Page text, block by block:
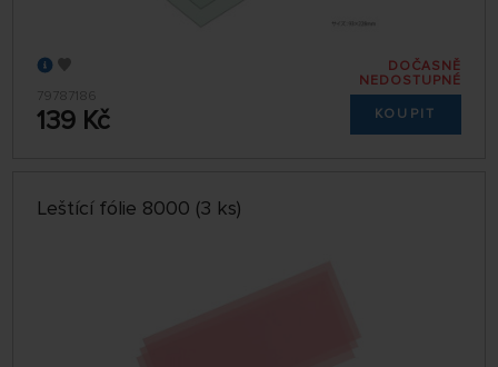
79787186
139 Kč
DOČASNĚ
NEDOSTUPNÉ
KOUPIT
Leštící fólie 8000 (3 ks)